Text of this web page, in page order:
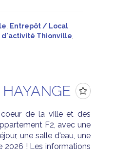
Entrepôt / Local
d'activité Thionville
coeur de la ville et des
F2, avec une
une salle d'eau, une
2026 ! Les informations